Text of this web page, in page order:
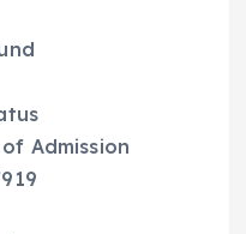
Admission